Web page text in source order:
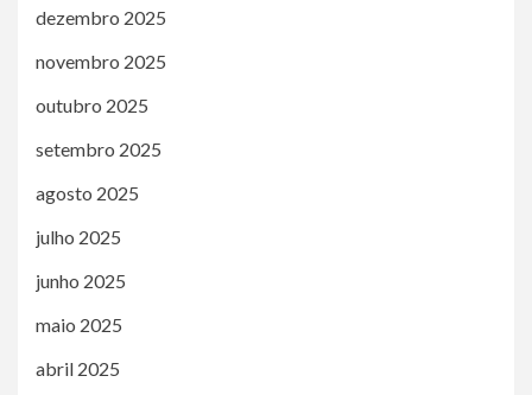
dezembro 2025
novembro 2025
outubro 2025
setembro 2025
agosto 2025
julho 2025
junho 2025
maio 2025
abril 2025